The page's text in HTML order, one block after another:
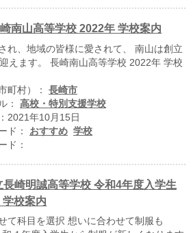
南山高等学校 2022年 学校案内
れ、地域の皆様に愛されて、 南山は創立
えます。 長崎南山高等学校 2022年 学校
町村）： 長崎市
： 高校・特別支援学校
2021年10月15日
ド： おすすめ 学校
ド：
長崎明誠高等学校 令和4年度入学生
学校案内
て科目を選択 想いに合わせて制服も
ス